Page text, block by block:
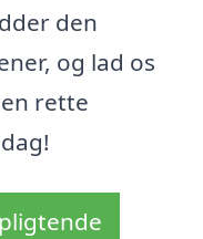
den
og lad os
rette